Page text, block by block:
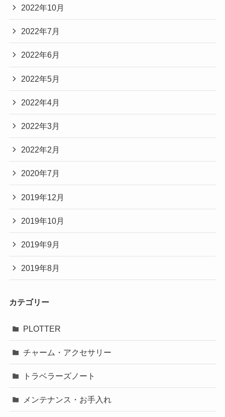
2022年10月
2022年7月
2022年6月
2022年5月
2022年4月
2022年3月
2022年2月
2020年7月
2019年12月
2019年10月
2019年9月
2019年8月
カテゴリー
PLOTTER
チャーム・アクセサリー
トラベラーズノート
メンテナンス・お手入れ